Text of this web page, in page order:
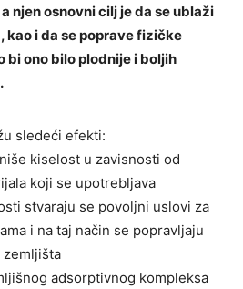
njen osnovni cilj je da se ublaži
kao i da se poprave fizičke
bi ono bilo plodnije i boljih
sledeći efekti:
kiselost u zavisnosti od
koji se upotrebljava
stvaraju se povoljni uslovi za
i na taj način se popravljaju
adsorptivnog kompleksa